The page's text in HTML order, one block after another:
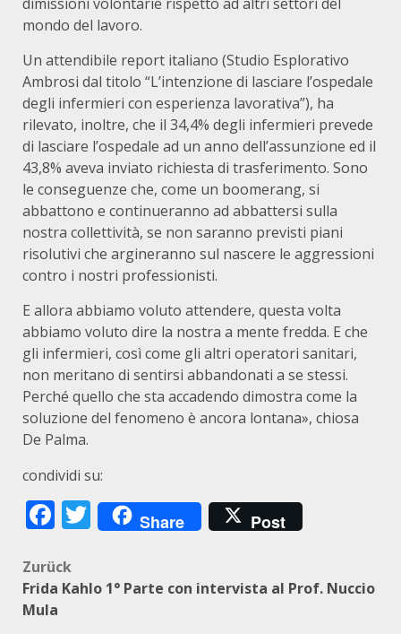
mondo del lavoro.
Un attendibile report italiano (Studio Esplorativo
Ambrosi dal titolo “L’intenzione di lasciare l’ospedale
degli infermieri con esperienza lavorativa”), ha
rilevato, inoltre, che il 34,4% degli infermieri prevede
di lasciare l’ospedale ad un anno dell’assunzione ed il
43,8% aveva inviato richiesta di trasferimento. Sono
le conseguenze che, come un boomerang, si
abbattono e continueranno ad abbattersi sulla
nostra collettività, se non saranno previsti piani
risolutivi che argineranno sul nascere le aggressioni
contro i nostri professionisti.
E allora abbiamo voluto attendere, questa volta
abbiamo voluto dire la nostra a mente fredda. E che
gli infermieri, così come gli altri operatori sanitari,
non meritano di sentirsi abbandonati a se stessi.
Perché quello che sta accadendo dimostra come la
soluzione del fenomeno è ancora lontana», chiosa
De Palma.
condividi su:
Facebook
Twitter
Share Post
Beitragsnavigation
Zurück
Frida Kahlo 1° Parte con intervista al Prof. Nuccio
Mula